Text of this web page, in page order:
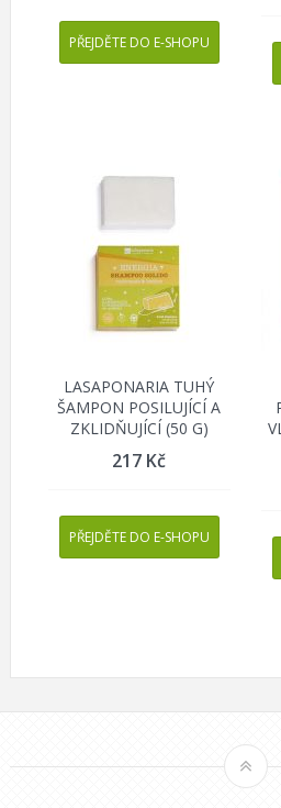
PŘEJDĚTE DO E-SHOPU
LASAPONARIA TUHÝ
ŠAMPON POSILUJÍCÍ A
ZKLIDŇUJÍCÍ (50 G)
217 Kč
PŘEJDĚTE DO E-SHOPU